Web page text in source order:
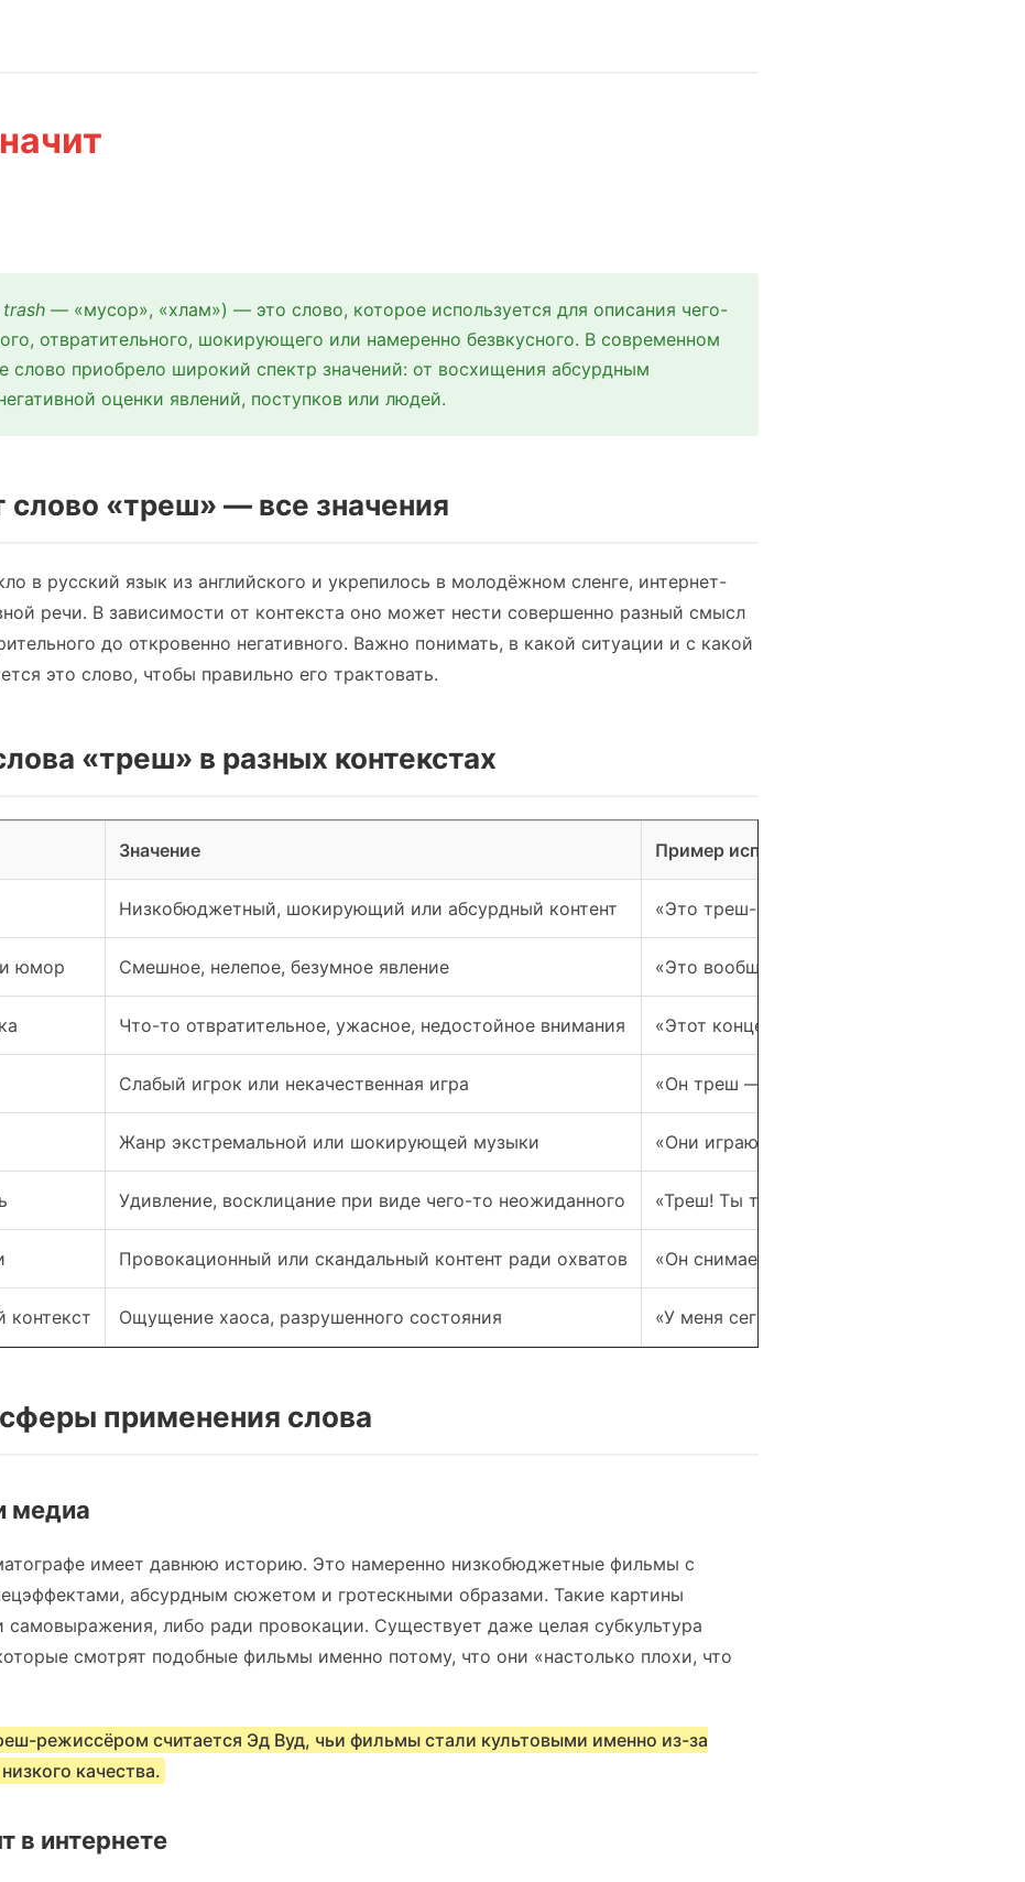
trash — «мусор», «хлам») — это слово, которое используется для описания чего-
отвратительного, шокирующего или намеренно безвкусного. В современном
слово приобрело широкий спектр значений: от восхищения абсурдным
оценки явлений, поступков или людей.
слово «треш» — все значения
в русский язык из английского и укрепилось в молодёжном сленге, интернет-
речи. В зависимости от контекста оно может нести совершенно разный смысл
до откровенно негативного. Важно понимать, в какой ситуации и с какой
это слово, чтобы правильно его трактовать.
«треш» в разных контекстах
Значение Пример использования
Низкобюджетный, шокирующий или абсурдный контент «Это треш-фильм, но смотрится на
юмор Смешное, нелепое, безумное явление «Это вообще треш — я не могу
Что-то отвратительное, ужасное, недостойное внимания «Этот концерт был полный треш»
Слабый игрок или некачественная игра «Он треш — постоянно проигрывает»
Жанр экстремальной или шокирующей музыки «Они играют треш-метал»
Удивление, восклицание при виде чего-то неожиданного «Треш! Ты только посмотри на это!»
Провокационный или скандальный контент ради охватов «Он снимает треш-контент для
контекст Ощущение хаоса, разрушенного состояния «У меня сегодня в голове полный треш»
применения слова
медиа
имеет давнюю историю. Это намеренно низкобюджетные фильмы с
абсурдным сюжетом и гротескными образами. Такие картины
либо ради провокации. Существует даже целая субкультура
смотрят подобные фильмы именно потому, что они «настолько плохи, что
режиссёром считается Эд Вуд, чьи фильмы стали культовыми именно из-за
качества.
в интернете